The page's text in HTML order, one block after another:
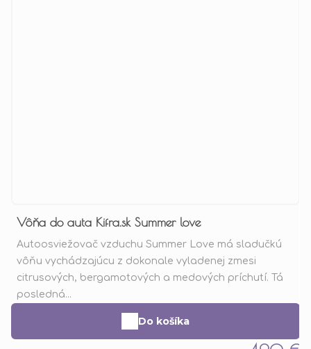
Vôňa do auta Kifra.sk Summer love
Do košíka
Autoosviežovač vzduchu Summer Love má sladučkú
vôňu vychádzajúcu z dokonale vyladenej zmesi
citrusových, bergamotových a medových príchutí. Tá
posledná...